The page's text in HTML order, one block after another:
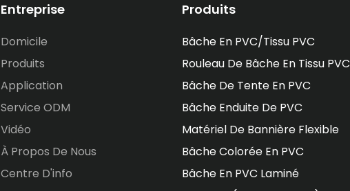
Entreprise
Domicile
Produits
Application
Service ODM
Vidéo
À Propos De Nous
Centre D'info
Produits
Bâche En PVC/tissu PVC
Rouleau De Bâche En Tissu PVC
Bâche De Tente En PVC
Bâche Enduite De PVC
Matériel De Bannière Flexible
Bâche Colorée En PVC
Bâche En PVC Laminé